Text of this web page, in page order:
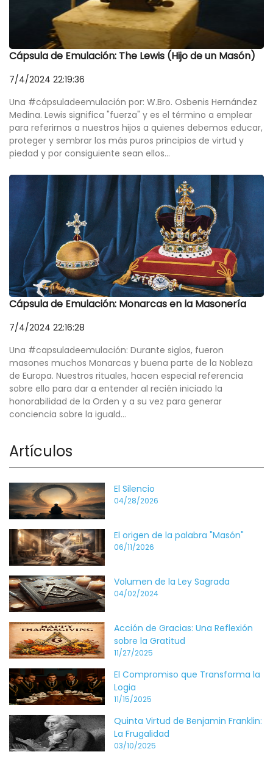
Cápsula de Emulación: The Lewis (Hijo de un Masón)
7/4/2024 22:19:36
Una #cápsuladeemulación por: W.Bro. Osbenis Hernández
Medina. Lewis significa "fuerza" y es el término a emplear
para referirnos a nuestros hijos a quienes debemos educar,
proteger y sembrar los más puros principios de virtud y
piedad y por consiguiente sean ellos...
Cápsula de Emulación: Monarcas en la Masonería
7/4/2024 22:16:28
Una #capsuladeemulación: Durante siglos, fueron
masones muchos Monarcas y buena parte de la Nobleza
de Europa. Nuestros rituales, hacen especial referencia
sobre ello para dar a entender al recién iniciado la
honorabilidad de la Orden y a su vez para generar
conciencia sobre la iguald...
Artículos
El Silencio
04/28/2026
El origen de la palabra "Masón"
06/11/2026
Volumen de la Ley Sagrada
04/02/2024
Acción de Gracias: Una Reflexión
sobre la Gratitud
11/27/2025
El Compromiso que Transforma la
Logia
11/15/2025
Quinta Virtud de Benjamin Franklin:
La Frugalidad
03/10/2025